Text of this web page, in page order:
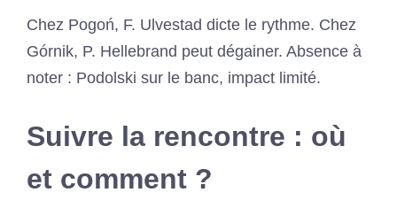
Chez Pogoń, F. Ulvestad dicte le rythme. Chez
Górnik, P. Hellebrand peut dégainer. Absence à
noter : Podolski sur le banc, impact limité.
Suivre la rencontre : où
et comment ?